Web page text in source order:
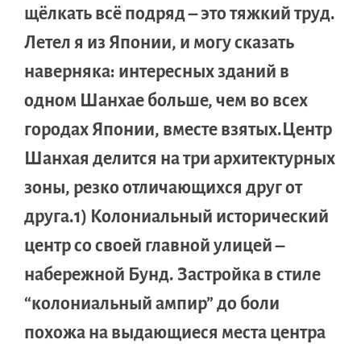
щёлкать всё подряд – это тяжкий труд.
Летел я из Японии, и могу сказать
наверняка: интересных зданий в
одном Шанхае больше, чем во всех
городах Японии, вместе взятых.Центр
Шанхая делится на три архитектурных
зоны, резко отличающихся друг от
друга.1) Колониальный исторический
центр со своей главной улицей –
набережной Бунд. Застройка в стиле
“колониальный ампир” до боли
похожа на выдающиеся места центра